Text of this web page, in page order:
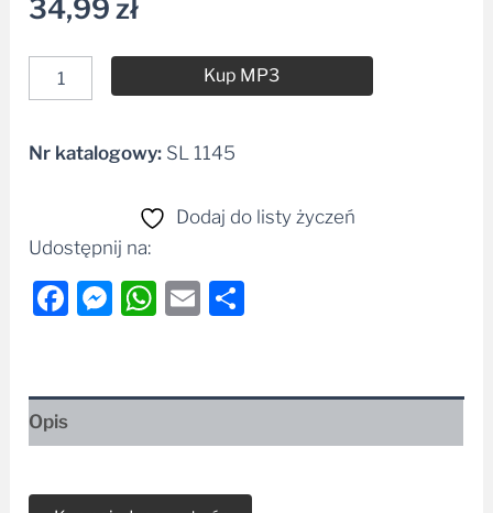
34,99zł
Kup MP3
Alternative:
Nr katalogowy: SL 1145
Dodaj do listy życzeń
Udostępnij na:
Facebook
Messenger
WhatsApp
Email
Opis